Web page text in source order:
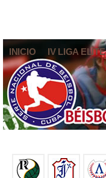
INICIO IV LIGA ELITE